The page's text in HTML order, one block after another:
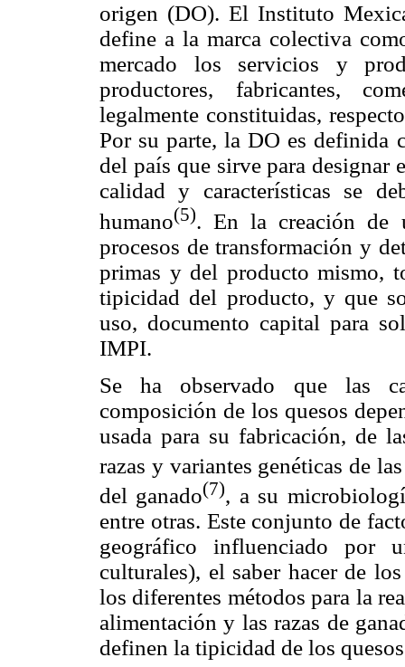
origen (DO). El Instituto
define a la marca colectiva
mercado los servicios y
productores, fabricantes,
legalmente constituidas,
Por su parte, la DO es definida
del país que sirve para
calidad y características se
humano(5). En la creación de
procesos de transformación y
primas y del producto mismo,
tipicidad del producto, y que
uso, documento capital para
IMPI.
Se ha observado que las
composición de los quesos
usada para su fabricación, de
razas y variantes genéticas de
del ganado(7), a su
entre otras. Este conjunto de
geográfico influenciado por
culturales), el saber hacer de
los diferentes métodos para la
alimentación y las razas de
definen la tipicidad de los